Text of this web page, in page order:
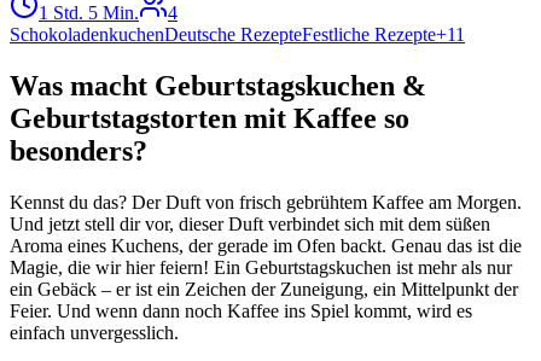
1 Std. 5 Min.
4
SchokoladenkuchenDeutsche RezepteFestliche Rezepte+11
Was macht Geburtstagskuchen &
Geburtstagstorten mit Kaffee so
besonders?
Kennst du das? Der Duft von frisch gebrühtem Kaffee am Morgen.
Und jetzt stell dir vor, dieser Duft verbindet sich mit dem süßen
Aroma eines Kuchens, der gerade im Ofen backt. Genau das ist die
Magie, die wir hier feiern! Ein Geburtstagskuchen ist mehr als nur
ein Gebäck – er ist ein Zeichen der Zuneigung, ein Mittelpunkt der
Feier. Und wenn dann noch Kaffee ins Spiel kommt, wird es
einfach unvergesslich.